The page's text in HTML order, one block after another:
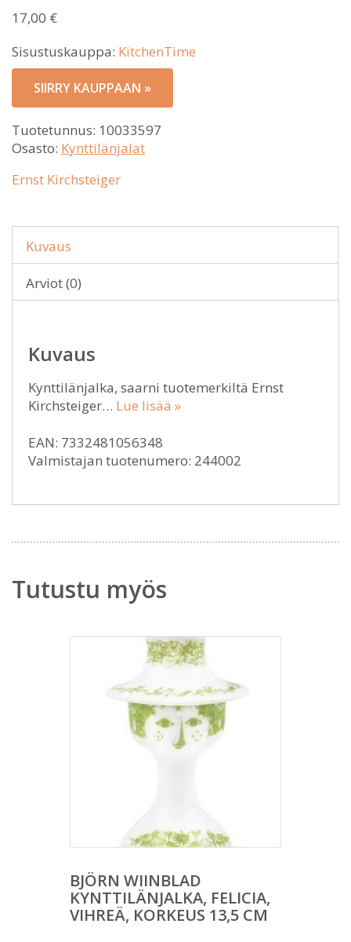
17,00 €
Sisustuskauppa: KitchenTime
SIIRRY KAUPPAAN »
Tuotetunnus: 10033597
Osasto: Kynttilänjalat
Ernst Kirchsteiger
Kuvaus
Arviot (0)
Kuvaus
Kynttilänjalka, saarni tuotemerkiltä Ernst
Kirchsteiger… Lue lisää »
EAN: 7332481056348
Valmistajan tuotenumero: 244002
Tutustu myös
BJÖRN WIINBLAD
KYNTTILÄNJALKA, FELICIA,
VIHREÄ, KORKEUS 13,5 CM